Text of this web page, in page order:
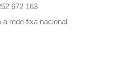
672 163
a rede fixa nacional